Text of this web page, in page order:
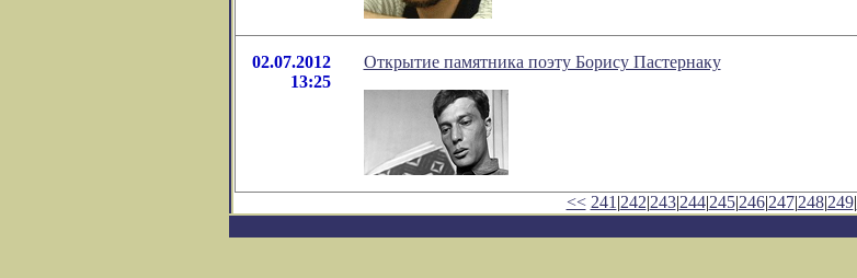
02.07.2012
13:25
Открытие памятника поэту Борису Пастернаку
<< 241 |242|243|244|245|246|247|248|249|